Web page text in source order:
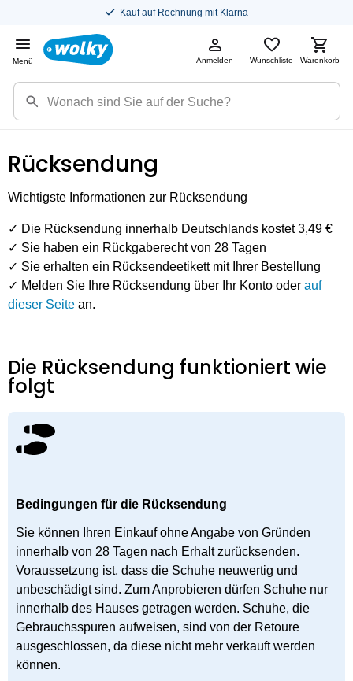
Kauf auf Rechnung mit Klarna
Menü Anmelden Wunschliste Warenkorb
Rücksendung
Wichtigste Informationen zur Rücksendung
✓ Die Rücksendung innerhalb Deutschlands kostet 3,49 €
✓ Sie haben ein Rückgaberecht von 28 Tagen
✓ Sie erhalten ein Rücksendeetikett mit Ihrer Bestellung
✓ Melden Sie Ihre Rücksendung über Ihr Konto oder auf
dieser Seite an.
Die Rücksendung funktioniert wie
folgt
Bedingungen für die Rücksendung
Sie können Ihren Einkauf ohne Angabe von Gründen
innerhalb von 28 Tagen nach Erhalt zurücksenden.
Voraussetzung ist, dass die Schuhe neuwertig und
unbeschädigt sind. Zum Anprobieren dürfen Schuhe nur
innerhalb des Hauses getragen werden. Schuhe, die
Gebrauchsspuren aufweisen, sind von der Retoure
ausgeschlossen, da diese nicht mehr verkauft werden
können.